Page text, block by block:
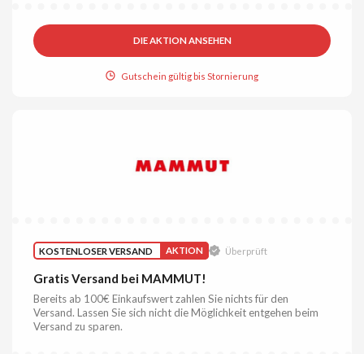
DIE AKTION ANSEHEN
Gutschein gültig bis Stornierung
KOSTENLOSER VERSAND AKTION Überprüft
Gratis Versand bei MAMMUT!
Bereits ab 100€ Einkaufswert zahlen Sie nichts für den
Versand. Lassen Sie sich nicht die Möglichkeit entgehen beim
Versand zu sparen.